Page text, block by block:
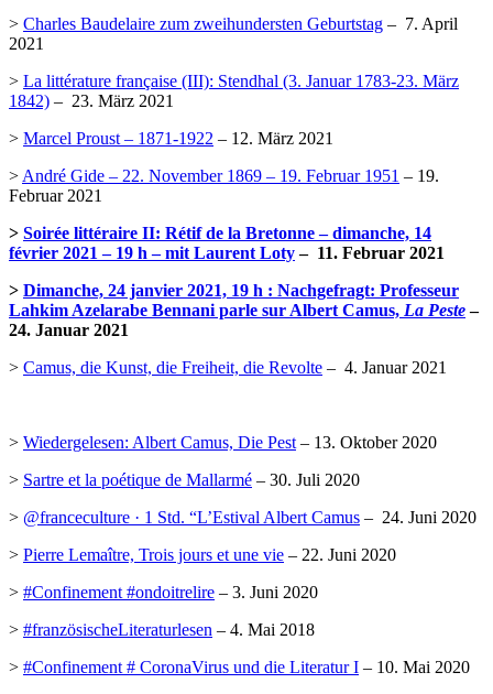
> Charles Baudelaire zum zweihundersten Geburtstag – 7. April
2021
> La littérature française (III): Stendhal (3. Januar 1783-23. März
1842) – 23. März 2021
> Marcel Proust – 1871-1922 – 12. März 2021
> André Gide – 22. November 1869 – 19. Februar 1951 – 19.
Februar 2021
> Soirée littéraire II: Rétif de la Bretonne – dimanche, 14
février 2021 – 19 h – mit Laurent Loty– 11. Februar 2021
> Dimanche, 24 janvier 2021, 19 h : Nachgefragt: Professeur
Lahkim Azelarabe Bennani parle sur Albert Camus, La Peste–
24. Januar 2021
> Camus, die Kunst, die Freiheit, die Revolte – 4. Januar 2021
> Wiedergelesen: Albert Camus, Die Pest – 13. Oktober 2020
> Sartre et la poétique de Mallarmé – 30. Juli 2020
> @franceculture · 1 Std. “L’Estival Albert Camus – 24. Juni 2020
> Pierre Lemaître, Trois jours et une vie – 22. Juni 2020
> #Confinement #ondoitrelire – 3. Juni 2020
> #französischeLiteraturlesen – 4. Mai 2018
> #Confinement # CoronaVirus und die Literatur I – 10. Mai 2020